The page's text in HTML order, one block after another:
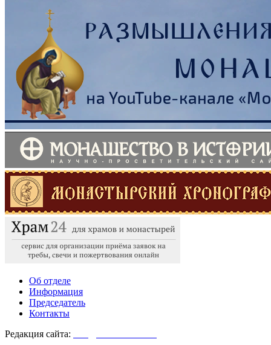
Об отделе
Информация
Председатель
Контакты
Редакция сайта: